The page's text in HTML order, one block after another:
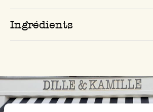
Ingrédients